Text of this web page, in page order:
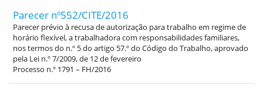
Parecer nº552/CITE/2016
Parecer prévio à recusa de autorização para trabalho em regime de
horário flexível, a trabalhadora com responsabilidades familiares,
nos termos do n.º 5 do artigo 57.º do Código do Trabalho, aprovado
pela Lei n.º 7/2009, de 12 de fevereiro
Processo n.º 1791 – FH/2016